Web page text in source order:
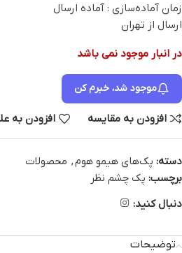
زمان آماده‌سازی : آماده ارسال
ارسال از تهران
در انبار موجود نمی باشد
موجود شد، خبرم کن
افزودن به مقایسه افزودن به
دسته: پک‌های هیمو هوم, محصولات
برچسب: پک چشم نظر
دنبال کنید:
توضیحات